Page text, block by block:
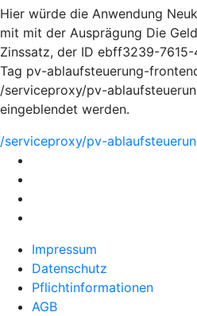
Hier würde die Anwendung
mit mit der Ausprägung Die
Zinssatz, der ID ebff3239-
Tag pv-ablaufsteuerung-
/serviceproxy/pv-
eingeblendet werden.
/serviceproxy/pv-
Impressum
Datenschutz
Pflichtinformationen
AGB